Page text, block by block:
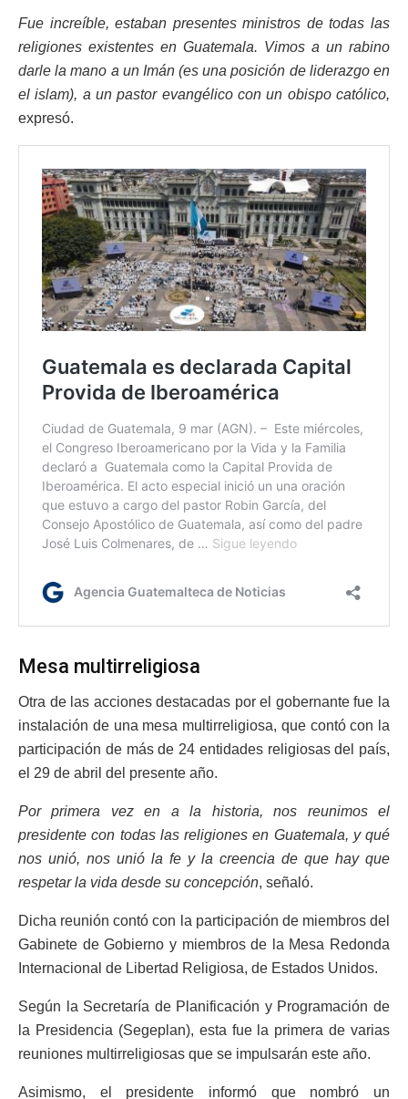
Fue increíble, estaban presentes ministros de todas las
religiones existentes en Guatemala. Vimos a un rabino
darle la mano a un Imán (es una posición de liderazgo en
el islam), a un pastor evangélico con un obispo católico,
expresó.
Mesa multirreligiosa
Otra de las acciones destacadas por el gobernante fue la
instalación de una mesa multirreligiosa, que contó con la
participación de más de 24 entidades religiosas del país,
el 29 de abril del presente año.
Por primera vez en a la historia, nos reunimos el
presidente con todas las religiones en Guatemala, y qué
nos unió, nos unió la fe y la creencia de que hay que
respetar la vida desde su concepción, señaló.
Dicha reunión contó con la participación de miembros del
Gabinete de Gobierno y miembros de la Mesa Redonda
Internacional de Libertad Religiosa, de Estados Unidos.
Según la Secretaría de Planificación y Programación de
la Presidencia (Segeplan), esta fue la primera de varias
reuniones multirreligiosas que se impulsarán este año.
Asimismo, el presidente informó que nombró un